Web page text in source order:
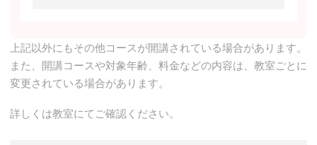
上記以外にもその他コースが開講されている場合があります。
また、開講コースや対象年齢、料金などの内容は、教室ごとに
変更されている場合があります。
詳しくは教室にてご確認ください。